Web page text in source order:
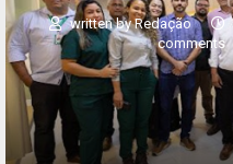
written byRedação
comments